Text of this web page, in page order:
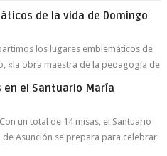
de la vida de Domingo
los lugares emblemáticos de
«la obra maestra de la pedagogía de
en el Santuario María
un total de 14 misas, el Santuario
Asunción se prepara para celebrar